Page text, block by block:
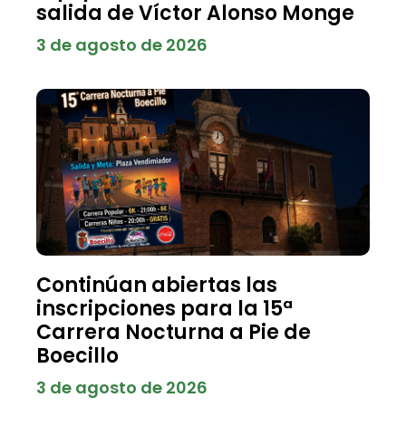
salida de Víctor Alonso Monge
3 de agosto de 2026
Continúan abiertas las
inscripciones para la 15ª
Carrera Nocturna a Pie de
Boecillo
3 de agosto de 2026